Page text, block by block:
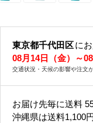
東京都千代田区に
08月14日（金）～08
交通状況・天候の影響や注文
お届け先毎に送料
沖縄県は送料1,100